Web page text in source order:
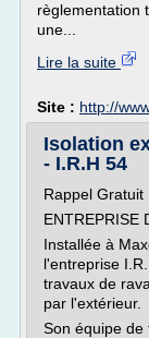
règlementation
une...
Lire la suite
Site : http://
Isolation
- I.R.H 54
Rappel Gratuit
ENTREPRISE
Installée à
l'entreprise
travaux de
par l'extérieur.
Son équipe de